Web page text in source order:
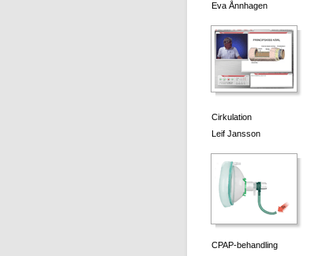
Eva Ånnhagen
Cirkulation
Leif Jansson
CPAP-behandling